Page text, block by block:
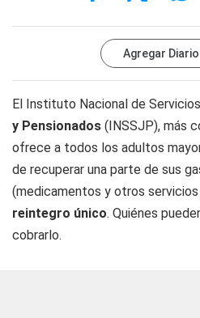
Agregar Diario
El Instituto Nacional de
y Pensionados (INSSJP), más
ofrece a todos los adultos
de recuperar una parte de sus
(medicamentos y otros
reintegro único. Quiénes
cobrarlo.